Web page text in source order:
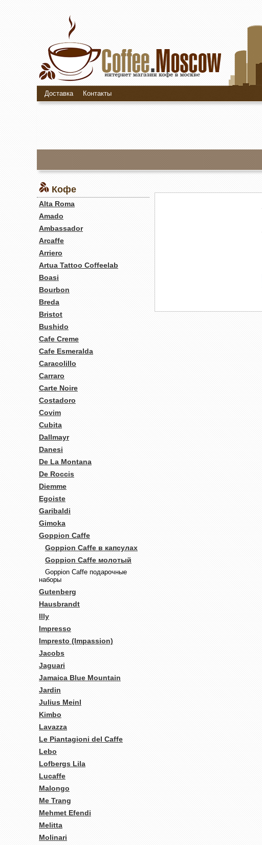
Доставка Контакты
Кофе
Alta Roma
Amado
Ambassador
Arcaffe
Arriero
Artua Tattoo Coffeelab
Boasi
Bourbon
Breda
Bristot
Bushido
Cafe Creme
Cafe Esmeralda
Caracolillo
Carraro
Carte Noire
Costadoro
Covim
Cubita
Dallmayr
Danesi
De La Montana
De Roccis
Diemme
Egoiste
Garibaldi
Gimoka
Goppion Caffe
Goppion Caffe в капсулах
Goppion Caffe молотый
Goppion Caffe подарочные
наборы
Gutenberg
Hausbrandt
Illy
Impresso
Impresto (Impassion)
Jacobs
Jaguari
Jamaica Blue Mountain
Jardin
Julius Meinl
Kimbo
Lavazza
Le Piantagioni del Caffe
Lebo
Lofbergs Lila
Lucaffe
Malongo
Me Trang
Mehmet Efendi
Melitta
Molinari